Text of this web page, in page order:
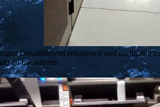
Geschäftswelt erfolgreich und nachhaltig
zu fokussieren.